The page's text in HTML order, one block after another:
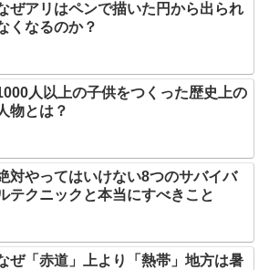
ぜアリはペンで描いた円から出られ
くなるのか？
人以上の子供をつくった歴史上の
物とは？
対やってはいけない8つのサバイバ
テクニックと本当にすべきこと
ぜ「赤道」上より「熱帯」地方は暑